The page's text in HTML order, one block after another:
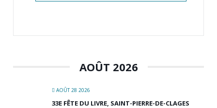
AOÛT 2026
AOÛT 28 2026
33E FÊTE DU LIVRE, SAINT-PIERRE-DE-CLAGES